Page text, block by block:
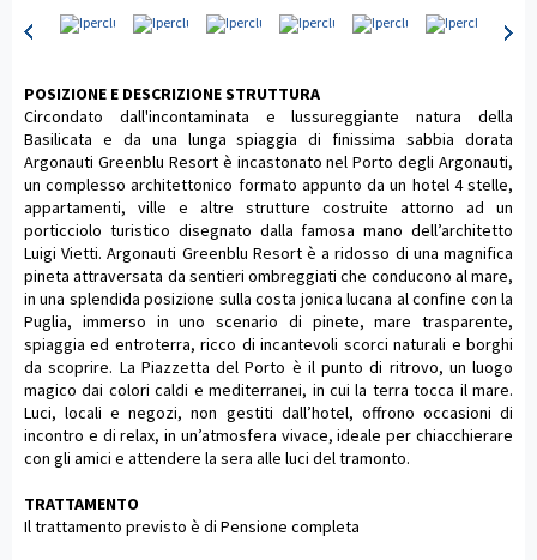
POSIZIONE E DESCRIZIONE STRUTTURA
Circondato dall'incontaminata e lussureggiante natura della
Basilicata e da una lunga spiaggia di finissima sabbia dorata
Argonauti Greenblu Resort è incastonato nel Porto degli Argonauti,
un complesso architettonico formato appunto da un hotel 4 stelle,
appartamenti, ville e altre strutture costruite attorno ad un
porticciolo turistico disegnato dalla famosa mano dell’architetto
Luigi Vietti. Argonauti Greenblu Resort è a ridosso di una magnifica
pineta attraversata da sentieri ombreggiati che conducono al mare,
in una splendida posizione sulla costa jonica lucana al confine con la
Puglia, immerso in uno scenario di pinete, mare trasparente,
spiaggia ed entroterra, ricco di incantevoli scorci naturali e borghi
da scoprire. La Piazzetta del Porto è il punto di ritrovo, un luogo
magico dai colori caldi e mediterranei, in cui la terra tocca il mare.
Luci, locali e negozi, non gestiti dall’hotel, offrono occasioni di
incontro e di relax, in un’atmosfera vivace, ideale per chiacchierare
con gli amici e attendere la sera alle luci del tramonto.
TRATTAMENTO
Il trattamento previsto è di Pensione completa